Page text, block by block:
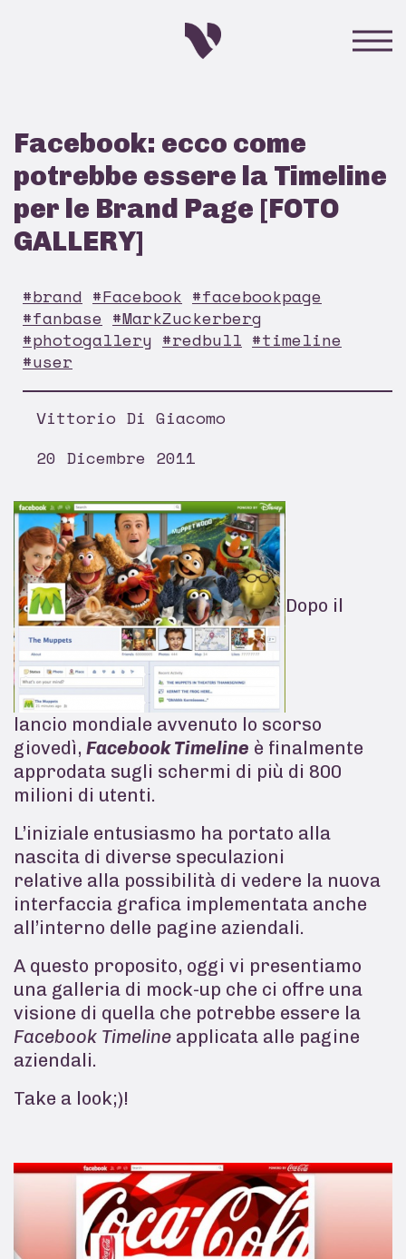
Facebook: ecco come
potrebbe essere la Timeline
per le Brand Page [FOTO
GALLERY]
#brand #Facebook #facebookpage
#fanbase #MarkZuckerberg
#photogallery #redbull #timeline
#user
Vittorio Di Giacomo
20 Dicembre 2011
Dopo il
lancio mondiale avvenuto lo scorso
giovedì, Facebook Timeline è finalmente
approdata sugli schermi di più di 800
milioni di utenti.
L’iniziale entusiasmo ha portato alla
nascita di diverse speculazioni
relative alla possibilità di vedere la nuova
interfaccia grafica implementata anche
all’interno delle pagine aziendali.
A questo proposito, oggi vi presentiamo
una galleria di mock-up che ci offre una
visione di quella che potrebbe essere la
Facebook Timeline applicata alle pagine
aziendali.
Take a look;)!